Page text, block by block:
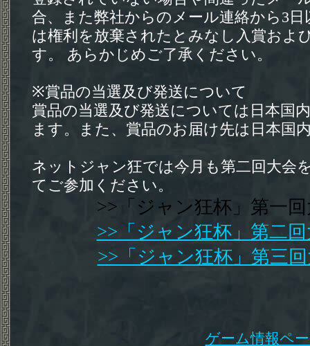
合、また弊社からのメール連絡から3
は権利を放棄されたとみなし入賞およ
す。 あらかじめご了承ください。
※賞品の当選及び発送について
賞品の当選及び発送については日本国
ます。また、賞品のお届け先は日本国
ネットジャン狂では今月も第二回大会
てご参加ください。
>>「ジャン狂杯」第一
>>「ジャン狂杯」第二
>>「ジャン狂杯」第三
ゲーム情報ペ